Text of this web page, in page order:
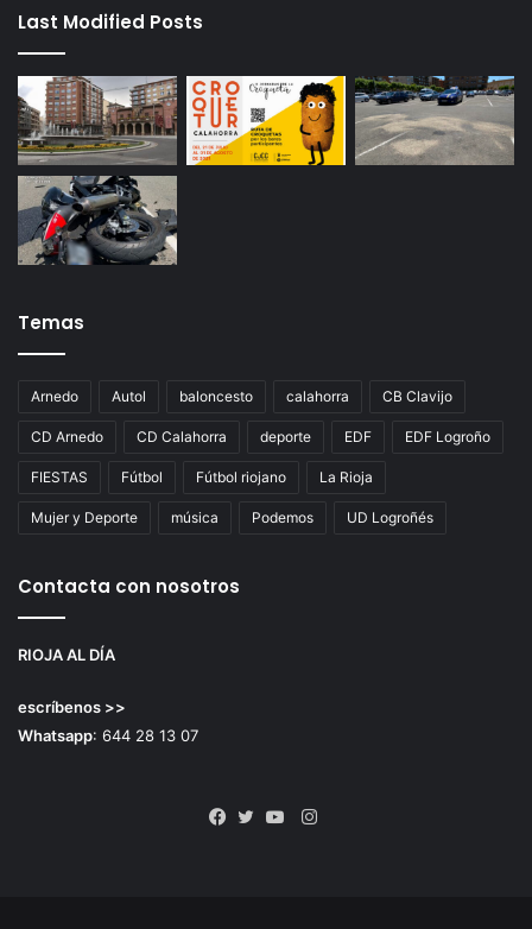
Last Modified Posts
Temas
Arnedo Autol baloncesto calahorra CB Clavijo
CD Arnedo CD Calahorra deporte EDF EDF Logroño
FIESTAS Fútbol Fútbol riojano La Rioja
Mujer y Deporte música Podemos UD Logroñés
Contacta con nosotros
RIOJA AL DÍA
escríbenos >>
Whatsapp: 644 28 13 07
Instagram